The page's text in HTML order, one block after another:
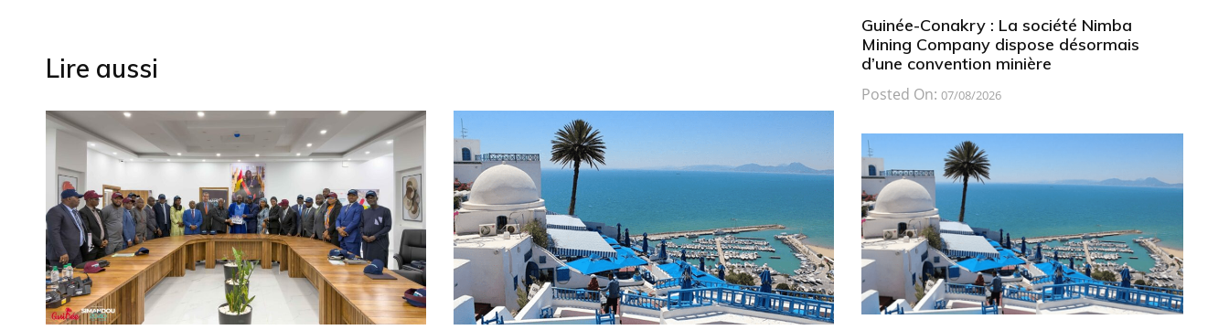
Lire aussi
Guinée-Conakry : La société Nimba
Mining Company dispose désormais
d’une convention minière
Posted On: 07/08/2026